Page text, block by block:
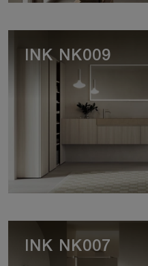
INK NK009
INK NK007